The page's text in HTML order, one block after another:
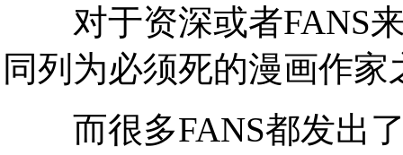
对于资深或者FANS来
同列为必须死的漫画作家
而很多FANS都发出了